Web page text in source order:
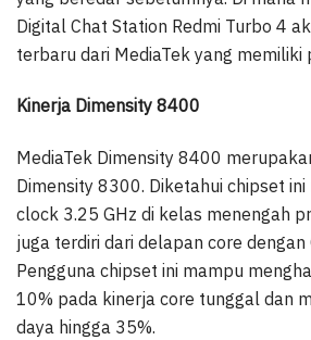
Digital Chat Station Redmi Turbo 4
terbaru dari MediaTek yang memiliki
Kinerja Dimensity 8400
MediaTek Dimensity 8400
Dimensity 8300. Diketahui chipset
clock 3.25 GHz di kelas menengah
juga terdiri dari delapan core dengan
Pengguna chipset ini mampu
10% pada kinerja core tunggal dan
daya hingga 35%.